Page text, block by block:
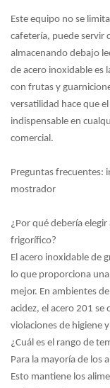
Este equipo no se
cafetería, puede servir
almacenando debajo
de acero inoxidable es
con frutas y
versatilidad hace que el
indispensable en
comercial.
Preguntas frecuentes:
mostrador
¿Por qué debería
frigorífico?
El acero inoxidable de
lo que proporciona
mejor. En ambientes
acidez, el acero 201
violaciones de higiene
¿Cuál es el rango de
Para la mayoría de los
Esto mantiene los